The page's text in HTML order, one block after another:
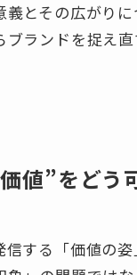
とその広がり
ランドを捉え
値”をどう
する「価値の